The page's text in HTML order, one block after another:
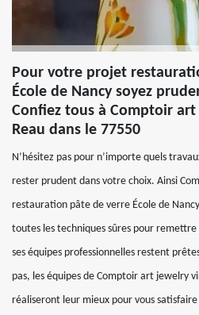
Pour votre projet
École de Nancy soyez
Confiez tous à Comptoir
Reau dans le 77550
N’hésitez pas pour n’importe quels
rester prudent dans votre choix. Ainsi
restauration pâte de verre École de
toutes les techniques sûres pour remettre
ses équipes professionnelles restent
pas, les équipes de Comptoir art jewelry
réaliseront leur mieux pour vous satisfaire